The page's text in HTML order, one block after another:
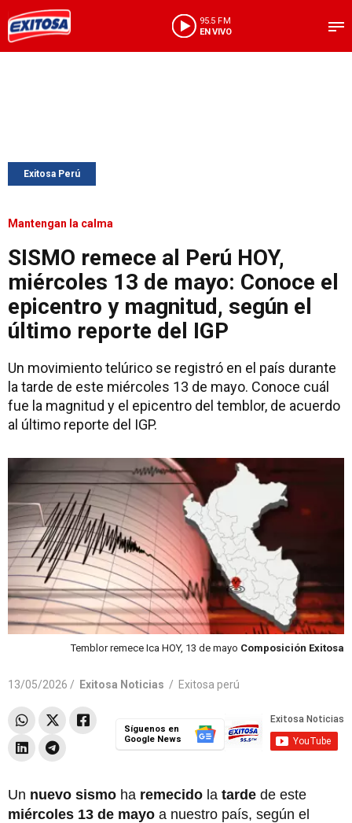
95.5 FM
EN VIVO
Exitosa Perú
Mantengan la calma
SISMO remece al Perú HOY,
miércoles 13 de mayo: Conoce el
epicentro y magnitud, según el
último reporte del IGP
Un movimiento telúrico se registró en el país durante
la tarde de este miércoles 13 de mayo. Conoce cuál
fue la magnitud y el epicentro del temblor, de acuerdo
al último reporte del IGP.
Temblor remece Ica HOY, 13 de mayo Composición Exitosa
13/05/2026 / Exitosa Noticias / Exitosa perú
Síguenos en
Google News
Un nuevo sismo ha remecido la tarde de este
miércoles 13 de mayo a nuestro país, según el